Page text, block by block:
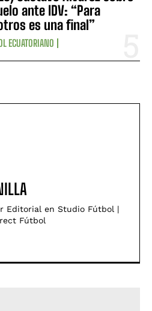
ante IDV: “Para
es una final”
ECUATORIANO
Editorial en Studio Fútbol |
Fútbol